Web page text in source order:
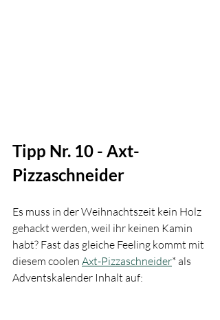
Tipp Nr. 10 - Axt-
Pizzaschneider
Es muss in der Weihnachtszeit kein Holz
gehackt werden, weil ihr keinen Kamin
habt? Fast das gleiche Feeling kommt mit
diesem coolen Axt-Pizzaschneider* als
Adventskalender Inhalt auf: